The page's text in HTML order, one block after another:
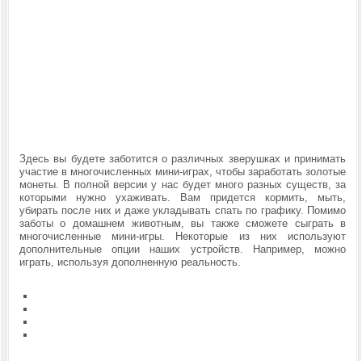
Здесь вы будете заботится о различных зверушках и принимать
участие в многочисленных мини-играх, чтобы заработать золотые
монеты. В полной версии у нас будет много разных существ, за
которыми нужно ухаживать. Вам придется кормить, мыть,
убирать после них и даже укладывать спать по графику. Помимо
заботы о домашнем животным, вы также сможете сыграть в
многочисленные мини-игры. Некоторые из них используют
дополнительные опции наших устройств. Например, можно
играть, используя дополненную реальность.